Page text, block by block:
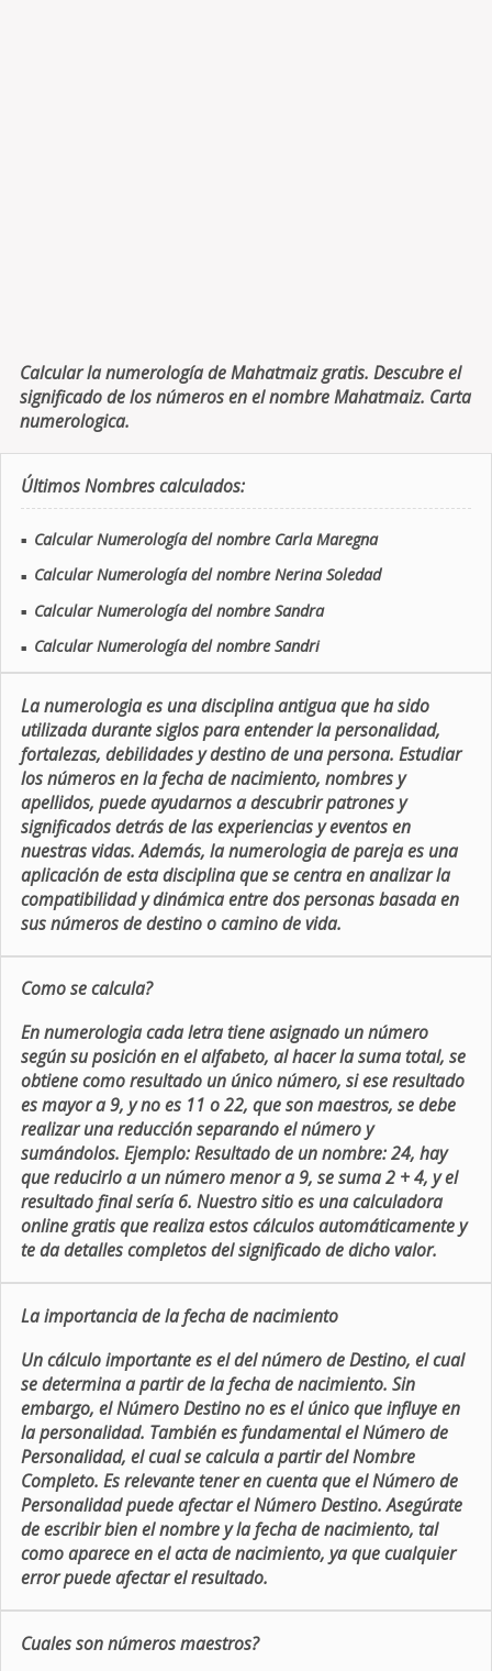
Calcular la numerología de Mahatmaiz gratis. Descubre el
significado de los números en el nombre Mahatmaiz. Carta
numerologica.
Últimos Nombres calculados:
■ Calcular Numerología del nombre Carla Maregna
■ Calcular Numerología del nombre Nerina Soledad
■ Calcular Numerología del nombre Sandra
■ Calcular Numerología del nombre Sandri
La numerologia es una disciplina antigua que ha sido
utilizada durante siglos para entender la personalidad,
fortalezas, debilidades y destino de una persona. Estudiar
los números en la fecha de nacimiento, nombres y
apellidos, puede ayudarnos a descubrir patrones y
significados detrás de las experiencias y eventos en
nuestras vidas. Además, la numerologia de pareja es una
aplicación de esta disciplina que se centra en analizar la
compatibilidad y dinámica entre dos personas basada en
sus números de destino o camino de vida.
Como se calcula?
En numerologia cada letra tiene asignado un número
según su posición en el alfabeto, al hacer la suma total, se
obtiene como resultado un único número, si ese resultado
es mayor a 9, y no es 11 o 22, que son maestros, se debe
realizar una reducción separando el número y
sumándolos. Ejemplo: Resultado de un nombre: 24, hay
que reducirlo a un número menor a 9, se suma 2 + 4, y el
resultado final sería 6. Nuestro sitio es una calculadora
online gratis que realiza estos cálculos automáticamente y
te da detalles completos del significado de dicho valor.
La importancia de la fecha de nacimiento
Un cálculo importante es el del número de Destino, el cual
se determina a partir de la fecha de nacimiento. Sin
embargo, el Número Destino no es el único que influye en
la personalidad. También es fundamental el Número de
Personalidad, el cual se calcula a partir del Nombre
Completo. Es relevante tener en cuenta que el Número de
Personalidad puede afectar el Número Destino. Asegúrate
de escribir bien el nombre y la fecha de nacimiento, tal
como aparece en el acta de nacimiento, ya que cualquier
error puede afectar el resultado.
Cuales son números maestros?